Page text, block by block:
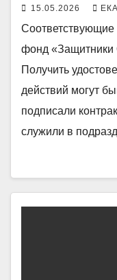
15.05.2026
Соответствующие
фонд «Защитники
Получить
действий могут
подписали
служили в